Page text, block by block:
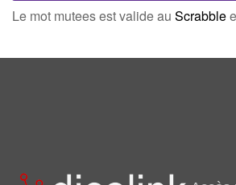
Mots liés par leur sémantique
herite
Connectez-vous inscrivez-vous
Le mot mutees est valide au Scrabble